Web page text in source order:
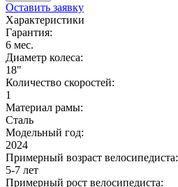
Оставить заявку
Характеристики
Гарантия:
6 мес.
Диаметр колеса:
18"
Количество скоростей:
1
Материал рамы:
Сталь
Модельный год:
2024
Примерный возраст велосипедиста:
5-7 лет
Примерный рост велосипедиста: